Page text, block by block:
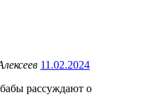
11.02.2024
рассуждают о